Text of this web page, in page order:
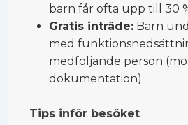
barn får ofta upp till 30
Gratis inträde: Barn
med
medföljande person
dokumentation)
Tips inför besöket